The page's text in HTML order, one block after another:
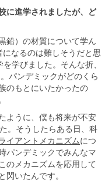
に進学されましたが、ど
鉛）の材質について学ん
なるのは難しそうだと思
学びました。そんな折、
パンデミックがどのくら
のもとにいたかったの
ように、僕も将来が不安
。そうしたらある日、科
イアントメカニズムにつ
パンデミックでみんなマ
のメカニズムを応用して
いたんです。